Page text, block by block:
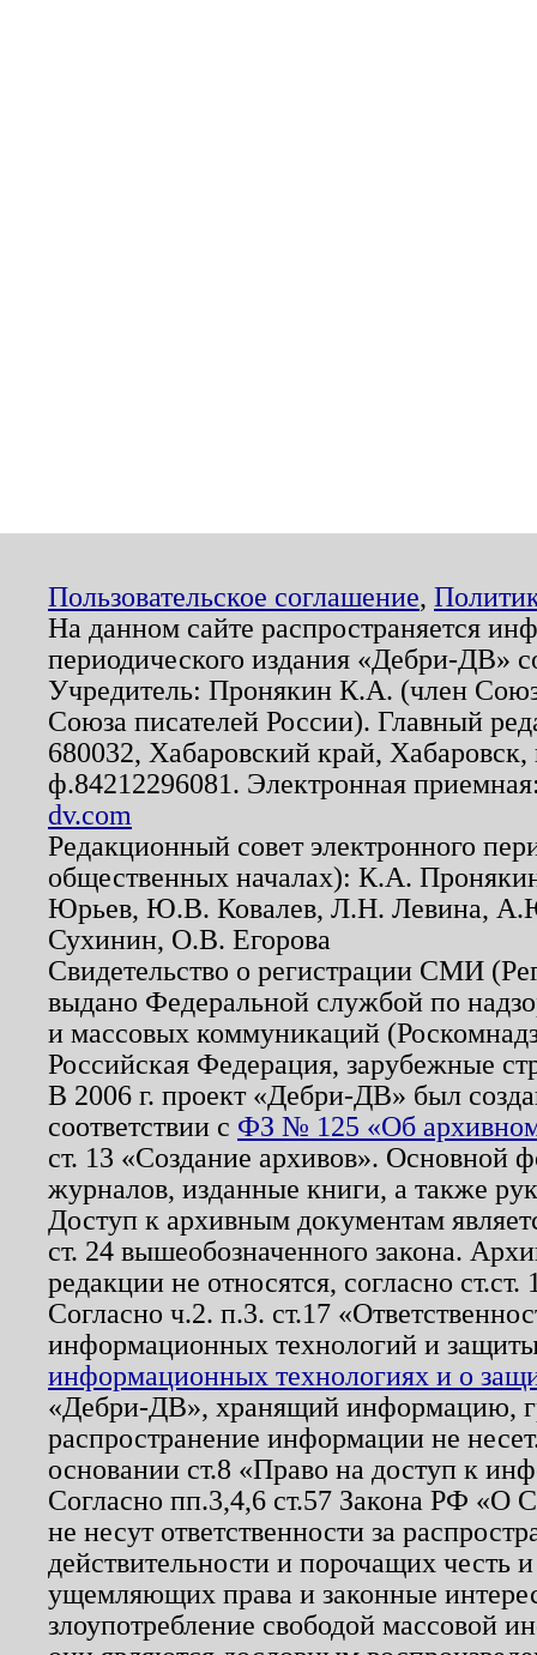
Пользовательское соглашение,
На данном сайте распространяется
периодического издания «Дебри-ДВ»
Учредитель: Пронякин К.А. (член
Союза писателей России). Главный
680032, Хабаровский край,
ф.84212296081. Электронная
dv.com
Редакционный совет электронного
общественных началах): К.А.
Юрьев, Ю.В. Ковалев, Л.Н. Левина,
Сухинин, О.В. Егорова
Свидетельство о регистрации СМИ
выдано Федеральной службой по
и массовых коммуникаций
Российская Федерация, зарубежные
В 2006 г. проект «Дебри-ДВ» был
соответствии с ФЗ № 125 «Об
ст. 13 «Создание архивов». Основной
журналов, изданные книги, а также
Доступ к архивным документам
ст. 24 вышеобозначенного закона.
редакции не относятся, согласно
Согласно ч.2. п.3. ст.17
информационных технологий и
информационных технологиях и о
«Дебри-ДВ», хранящий информацию,
распространение информации не
основании ст.8 «Право на доступ к
Согласно пп.3,4,6 ст.57 Закона РФ «О
не несут ответственности за
действительности и порочащих честь
ущемляющих права и законные
злоупотребление свободой массовой